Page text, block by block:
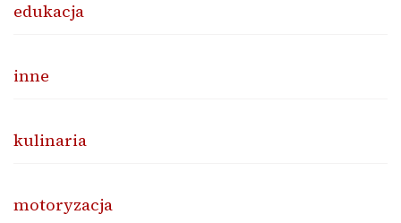
edukacja
inne
kulinaria
motoryzacja